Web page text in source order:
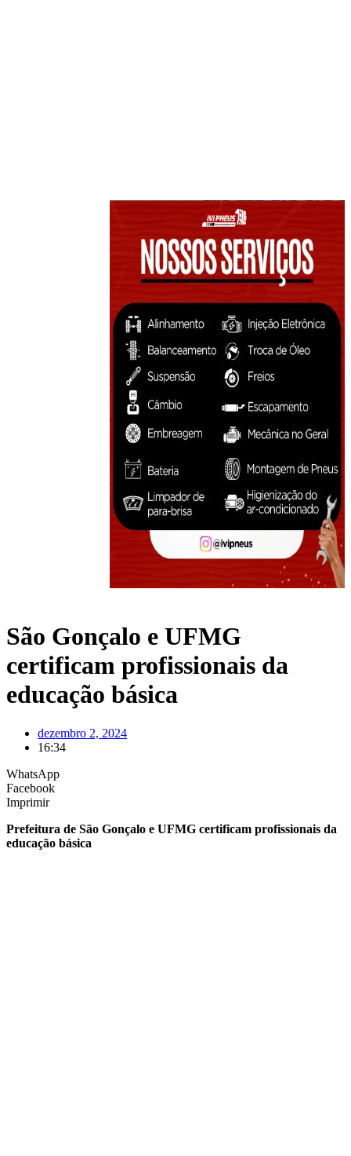
São Gonçalo e UFMG
certificam profissionais da
educação básica
dezembro 2, 2024
16:34
WhatsApp
Facebook
Imprimir
Prefeitura de São Gonçalo e UFMG certificam profissionais da
educação básica